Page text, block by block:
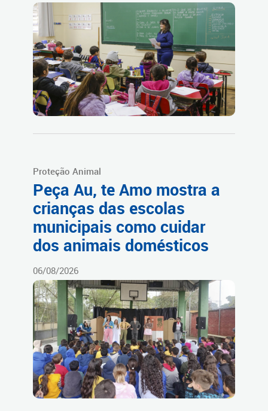
Proteção Animal
Peça Au, te Amo mostra a
crianças das escolas
municipais como cuidar
dos animais domésticos
06/08/2026